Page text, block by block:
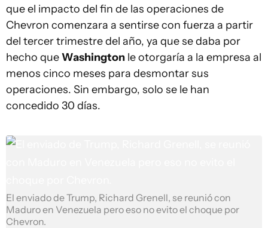
que el impacto del fin de las operaciones de
Chevron comenzara a sentirse con fuerza a partir
del tercer trimestre del año, ya que se daba por
hecho queWashington le otorgaría a la empresa al
menos cinco meses para desmontar sus
operaciones. Sin embargo, solo se le han
concedido 30 días.
El enviado de Trump, Richard Grenell, se reunió con
Maduro en Venezuela pero eso no evito el choque por
Chevron.